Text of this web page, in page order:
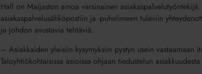
Hall on Maijaston ainoa varsinainen
asiakaspalvelusähköpostiin ja -puhelimeen tuleviin
ja johdon avustavia tehtäviä.
– Asiakkaiden yleisiin kysymyksiin pystyn usein vastaamaan
Taloyhtiökohtaisissa asioissa ohjaan tiedustelun